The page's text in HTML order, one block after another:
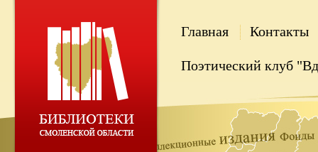
Главная Контакты
Поэтический клуб